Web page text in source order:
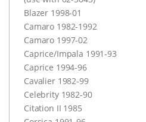
Blazer 1998-01
Camaro 1982-1992
Camaro 1997-02
Caprice/Impala 1991-93
Caprice 1994-96
Cavalier 1982-99
Celebrity 1982-90
Citation II 1985